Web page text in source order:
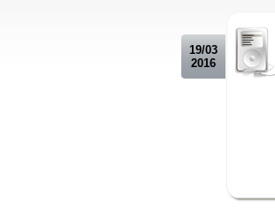
19/03
2016